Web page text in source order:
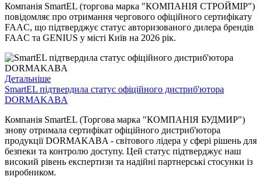
Компанія SmartEL (торгова марка "КОМПАНІЯ СТРОЙМІР")
повідомляє про отримання чергового офіційного сертифікату
FAAC, що підтверджує статус авторизованого дилера брендів
FAAC та GENIUS у місті Київ на 2026 рік.
Детальніше
SmartEL підтвердила статус офіційного дистриб'ютора
DORMAKABA
Компанія SmartEL (Торгова марка "КОМПАНІЯ БУДМИР")
знову отримала сертифікат офіційного дистриб'ютора
продукції DORMAKABA - світового лідера у сфері рішень для
безпеки та контролю доступу. Цей статус підтверджує наш
високий рівень експертизи та надійні партнерські стосунки із
виробником.